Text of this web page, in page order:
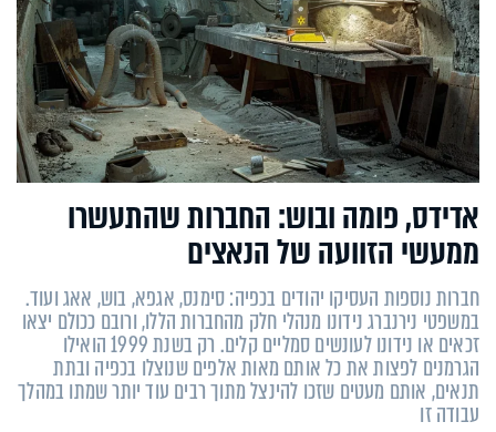
אדידס, פומה ובוש: החברות שהתעשרו
ממעשי הזוועה של הנאצים
חברות נוספות העסיקו יהודים בכפיה: סימנס, אגפא, בוש, אאג ועוד.
במשפטי נירנברג נידונו מנהלי חלק מהחברות הללו, ורובם ככולם יצאו
זכאים או נידונו לעונשים סמליים קלים. רק בשנת 1999 הואילו
הגרמנים לפצות את כל אותם מאות אלפים שנוצלו בכפיה ובתת
תנאים, אותם מעטים שזכו להינצל מתוך רבים עוד יותר שמתו במהלך
עבודה זו